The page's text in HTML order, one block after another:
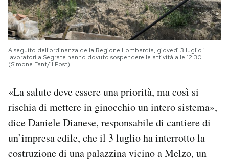
A seguito dell’ordinanza della Regione Lombardia, giovedì 3 luglio i
lavoratori a Segrate hanno dovuto sospendere le attività alle 12:30
(Simone Fant/il Post)
«La salute deve essere una priorità, ma così si
rischia di mettere in ginocchio un intero sistema»,
dice Daniele Dianese, responsabile di cantiere di
un’impresa edile, che il 3 luglio ha interrotto la
costruzione di una palazzina vicino a Melzo, un